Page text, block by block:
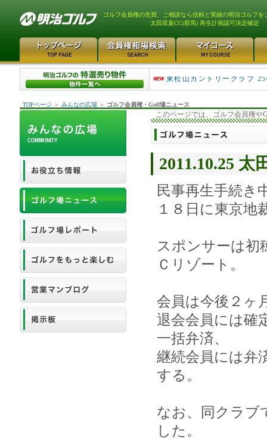
ゴルフ会員権の売買、ご相談なら信頼と実績の明治ゴルフを
太田双葉CC(群馬) 再生計画認可決定確定
平塚富士見カントリーク
東松山カントリークラブ
TOPページ ＞ みんなの広場 ＞ ゴルフ会員権・Golf場ニュース
このページでは、ゴルフ会員権や
2011.10.25
民事再生手続き
１８日に東京地
スポンサーは初
Ｃリゾート。
会員は今後２ヶ
退会会員には確
一括弁済、
継続会員には弁
する。
なお、同クラブ
した。